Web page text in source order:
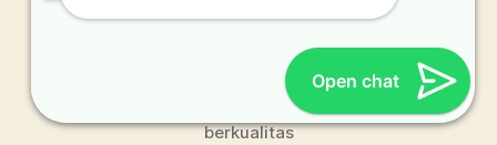
Konveksi topi jakarta
berkualitas
Open chat